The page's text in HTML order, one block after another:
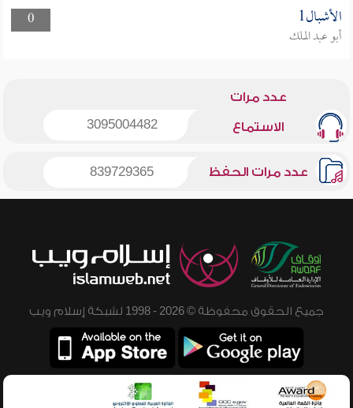
0
الأشبال1
أبو عبد الملك
عدد مرات
الاستماع 3095004482
عدد مرات الحفظ 839729365
جميع الحقوق محفوظة © 2026 - 1998 لشبكة إسلام ويب